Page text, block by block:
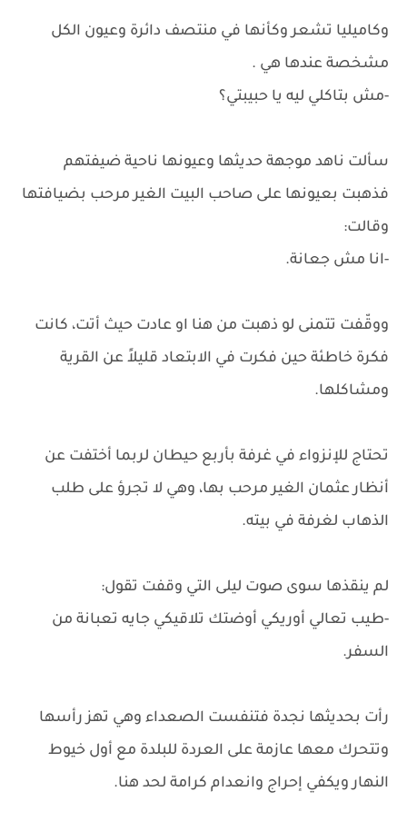
وكاميليا تشعر وكأنها في منتصف دائرة وعيون الكل
مشخصة عندها هي .
-مش بتاكلي ليه يا حبيبتي؟
سألت ناهد موجهة حديثها وعيونها ناحية ضيفتهم
فذهبت بعيونها على صاحب البيت الغير مرحب بضيافتها
وقالت:
-انا مش جعانة.
ووقّفت تتمنى لو ذهبت من هنا او عادت حيث أتت، كانت
فكرة خاطئة حين فكرت في الابتعاد قليلاً عن القرية
ومشاكلها.
تحتاج للإنزواء في غرفة بأربع حيطان لربما أختفت عن
أنظار عثمان الغير مرحب بها، وهي لا تجرؤ على طلب
الذهاب لغرفة في بيته.
لم ينقذها سوى صوت ليلى التي وقفت تقول:
-طيب تعالي أوريكي أوضتك تلاقيكي جايه تعبانة من
السفر.
رأت بحديثها نجدة فتنفست الصعداء وهي تهز رأسها
وتتحرك معها عازمة على العردة للبلدة مع أول خيوط
النهار ويكفي إحراج وانعدام كرامة لحد هنا.